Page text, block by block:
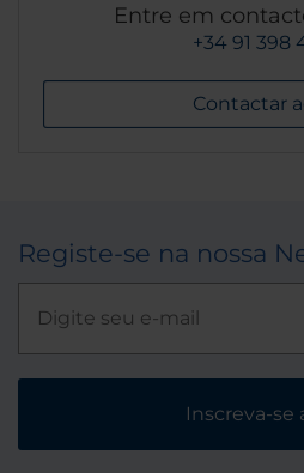
Entre em
+34 91 398
Contactar
Registe-se na nossa
Inscreva-se